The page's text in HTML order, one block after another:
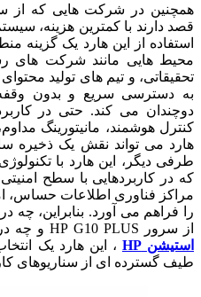
همچنین در شرکت هایی که از
قصد دارند با کمترین هزینه،
استفاده از این هارد یک
محیط هایی مانند شرکت های
تحقیقاتی، و تیم های تولید
به دسترسی سریع و بدون
دوچندان می کند. حتی در
کنترل هوشمند، مانیتورینگ
هارد می تواند نقش یک ذخیره
که در کاربردهایی با سطح امنیتی
مراکز فناوری اطلاعات حساس،
را فراهم می آورد. بنابراین، چه
از سرور HP G10 PLUS و چه در محیط های ساده تر مانند
استیشن HP
، این هارد یک
طیف گسترده ای از